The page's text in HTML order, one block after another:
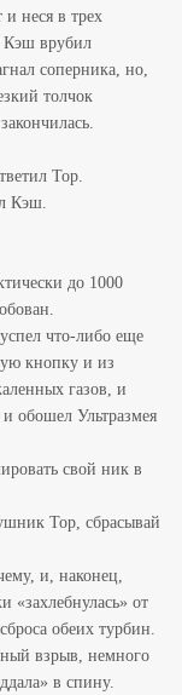
неся в трех
Кэш врубил
соперника, но,
толчок
Тор.
Кэш.
до 1000
что-либо еще
кнопку и из
газов, и
и обошел Ультразмея
свой ник в
Тор, сбрасывай
и, наконец,
«захлебнулась» от
обеих турбин.
взрыв, немного
в спину.